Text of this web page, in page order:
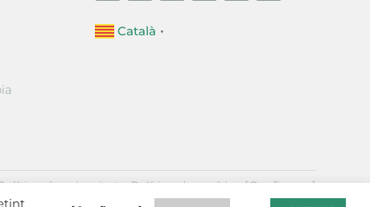
Català ▼
de privacitat·Política de cookies [Configurar]